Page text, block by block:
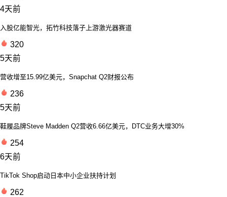
4天前
入股亿能智光，拓竹科技落子上游激光器赛道
320
5天前
营收增至15.99亿美元，Snapchat Q2财报公布
236
5天前
鞋履品牌Steve Madden Q2营收6.66亿美元，DTC业务大增30%
254
6天前
TikTok Shop启动日本中小企业扶持计划
262